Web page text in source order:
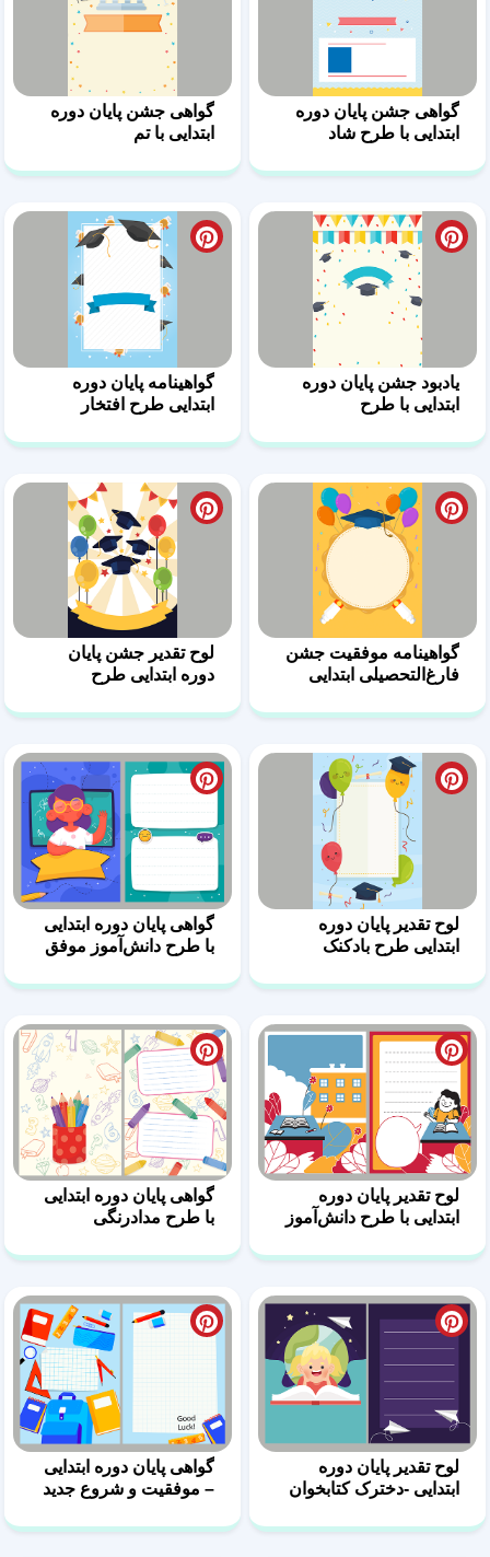
گواهی جشن پایان دوره
ابتدایی با طرح شاد
گواهی جشن پایان دوره
ابتدایی با تم
یادبود جشن پایان دوره
ابتدایی با طرح
گواهینامه پایان دوره
ابتدایی طرح افتخار
گواهینامه موفقیت جشن
فارغ‌التحصیلی ابتدایی
لوح تقدیر جشن پایان
دوره ابتدایی طرح
لوح تقدیر پایان دوره
ابتدایی طرح بادکنک
گواهی پایان دوره ابتدایی
با طرح دانش‌آموز موفق
لوح تقدیر پایان دوره
ابتدایی با طرح دانش‌آموز
گواهی پایان دوره ابتدایی
با طرح مدادرنگی
لوح تقدیر پایان دوره
ابتدایی -دخترک کتابخوان
گواهی پایان دوره ابتدایی
– موفقیت و شروع جدید